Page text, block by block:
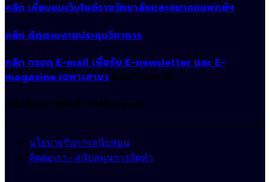
คลิก เยี่ยมชมเว็บไซต์ราชวิทยาลัยและสมาคมแพทย์ฯ
คลิก ติดตามงานประชุมวิชาการ
คลิก กรอก E-mail เพื่อรับ E-newsletter และ E-
magazine เฉพาะสาขา (เฉพาะแพทย์)
สนับสนุนการจัดทำ CIMjournal
นโยบายรับการสนับสนุน
ติดต่อเรา - สนับสนุนการจัดทำ